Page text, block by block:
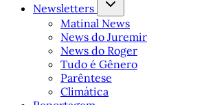
Newsletters
Matinal News
News do Juremir
News do Roger
Tudo é Gênero
Parêntese
Climática